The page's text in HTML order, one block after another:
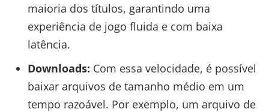
maioria dos títulos, garantindo uma
experiência de jogo fluida e com baixa
latência.
Downloads: Com essa velocidade, é possível
baixar arquivos de tamanho médio em um
tempo razoável. Por exemplo, um arquivo de